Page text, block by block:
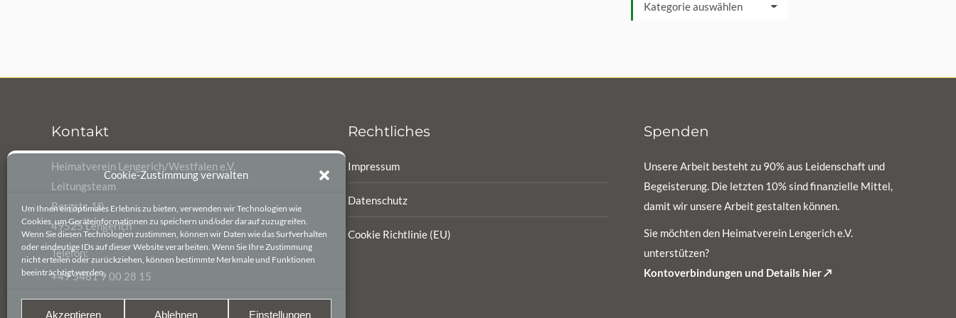
Cookie-Zustimmung verwalten
Um Ihnen ein optimales Erlebnis zu bieten, verwenden wir Technologien wie
Cookies, um Geräteinformationen zu speichern und/oder darauf zuzugreifen.
Wenn Sie diesen Technologien zustimmen, können wir Daten wie das Surfverhalten
oder eindeutige IDs auf dieser Website verarbeiten. Wenn Sie Ihre Zustimmung
nicht erteilen oder zurückziehen, können bestimmte Merkmale und Funktionen
beeinträchtigt werden.
Akzeptieren Ablehnen Einstellungen
Kontakt
Heimatverein Lengerich/Westfalen e.V.
Leitungsteam
Bergstr. 10
49525 Lengerich
Telefon:
+49 5481 9 00 28 15
Rechtliches
Impressum
Datenschutz
Cookie Richtlinie (EU)
Spenden
Unsere Arbeit besteht zu 90% aus Leidenschaft und
Begeisterung. Die letzten 10% sind finanzielle Mittel,
damit wir unsere Arbeit gestalten können.
Sie möchten den Heimatverein Lengerich e.V.
unterstützen?
Kontoverbindungen und Details hier ↗